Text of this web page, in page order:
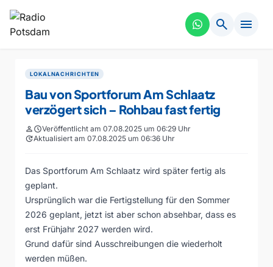
search menu
LOKALNACHRICHTEN
Bau von Sportforum Am Schlaatz
verzögert sich – Rohbau fast fertig
personscheduleVeröffentlicht am 07.08.2025 um 06:29 Uhr
updateAktualisiert am 07.08.2025 um 06:36 Uhr
Das Sportforum Am Schlaatz wird später fertig als
geplant.
Ursprünglich war die Fertigstellung für den Sommer
2026 geplant, jetzt ist aber schon absehbar, dass es
erst Frühjahr 2027 werden wird.
Grund dafür sind Ausschreibungen die wiederholt
werden müßen.